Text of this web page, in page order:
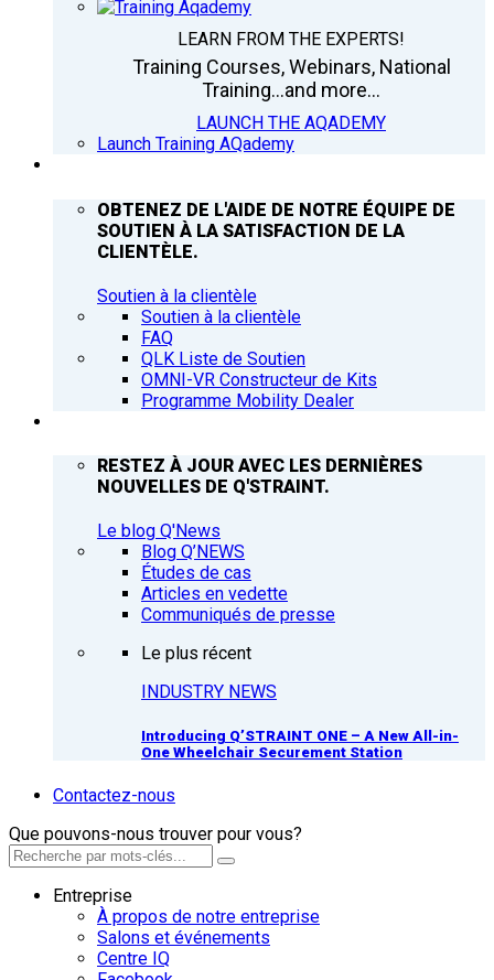
LEARN FROM THE EXPERTS!
Training Courses, Webinars, National
Training...and more...
LAUNCH THE AQADEMY
Launch Training AQademy
OBTENEZ DE L'AIDE DE NOTRE ÉQUIPE DE
SOUTIEN À LA SATISFACTION DE LA
CLIENTÈLE.
Soutien à la clientèle
Soutien à la clientèle
FAQ
QLK Liste de Soutien
OMNI-VR Constructeur de Kits
Programme Mobility Dealer
RESTEZ À JOUR AVEC LES DERNIÈRES
NOUVELLES DE Q'STRAINT.
Le blog Q'News
Blog Q’NEWS
Études de cas
Articles en vedette
Communiqués de presse
Le plus récent
INDUSTRY NEWS
Introducing Q’STRAINT ONE – A New All-in-
One Wheelchair Securement Station
Contactez-nous
Que pouvons-nous trouver pour vous?
Entreprise
À propos de notre entreprise
Salons et événements
Centre IQ